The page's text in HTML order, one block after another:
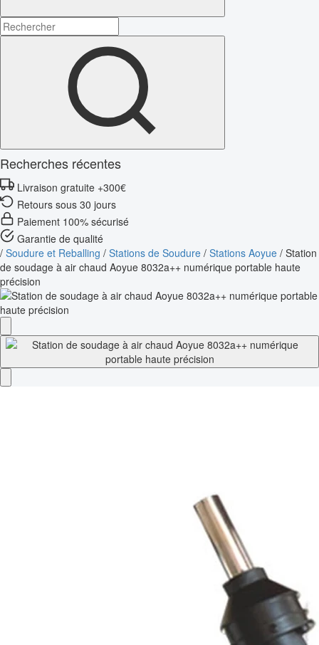
Recherches récentes
Livraison gratuite +300€
Retours sous 30 jours
Paiement 100% sécurisé
Garantie de qualité
/ Soudure et Reballing / Stations de Soudure / Stations Aoyue / Station
de soudage à air chaud Aoyue 8032a++ numérique portable haute
précision